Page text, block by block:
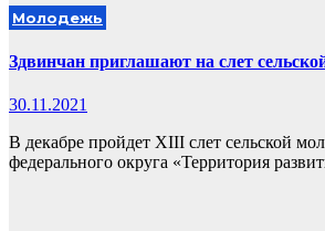
Молодежь
Здвинчан приглашают на слет
30.11.2021
В декабре пройдет XIII слет сельской
федерального округа «Территория